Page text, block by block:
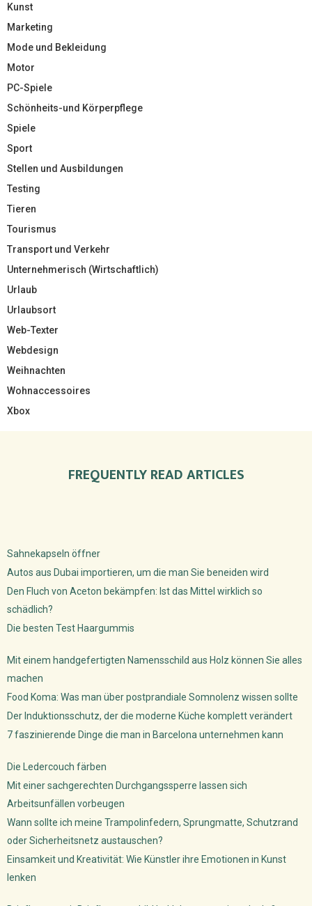
Kunst
Marketing
Mode und Bekleidung
Motor
PC-Spiele
Schönheits-und Körperpflege
Spiele
Sport
Stellen und Ausbildungen
Testing
Tieren
Tourismus
Transport und Verkehr
Unternehmerisch (Wirtschaftlich)
Urlaub
Urlaubsort
Web-Texter
Webdesign
Weihnachten
Wohnaccessoires
Xbox
FREQUENTLY READ ARTICLES
Sahnekapseln öffner
Autos aus Dubai importieren, um die man Sie beneiden wird
Den Fluch von Aceton bekämpfen: Ist das Mittel wirklich so
schädlich?
Die besten Test Haargummis
Mit einem handgefertigten Namensschild aus Holz können Sie alles
machen
Food Koma: Was man über postprandiale Somnolenz wissen sollte
Der Induktionsschutz, der die moderne Küche komplett verändert
7 faszinierende Dinge die man in Barcelona unternehmen kann
Die Ledercouch färben
Mit einer sachgerechten Durchgangssperre lassen sich
Arbeitsunfällen vorbeugen
Wann sollte ich meine Trampolinfedern, Sprungmatte, Schutzrand
oder Sicherheitsnetz austauschen?
Einsamkeit und Kreativität: Wie Künstler ihre Emotionen in Kunst
lenken